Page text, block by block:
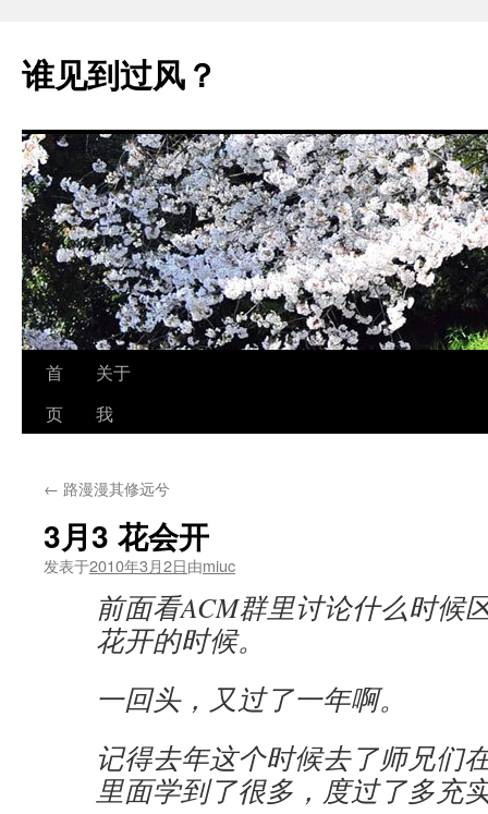
正
文
谁见到过风？
首
页
关于
我
← 路漫漫其修远兮
3月3 花会开
发表于2010年3月2日由miuc
前面看ACM群里讨论什么时候
花开的时候。
一回头，又过了一年啊。
记得去年这个时候去了师兄们
里面学到了很多，度过了多充